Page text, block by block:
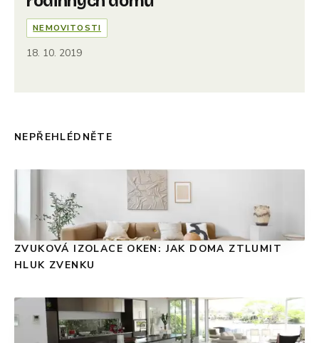
NEMOVITOSTI
18. 10. 2019
NEPŘEHLÉDNĚTE
ZVUKOVÁ IZOLACE OKEN: JAK DOMA ZTLUMIT
HLUK ZVENKU